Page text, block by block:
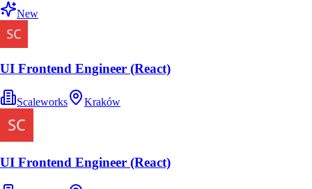
New
UI Frontend Engineer (React)
Scaleworks Kraków
UI Frontend Engineer (React)